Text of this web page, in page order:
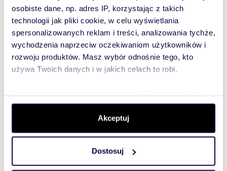
osobiste dane, np. adres IP, korzystając z takich
technologii jak pliki cookie, w celu wyświetlania
spersonalizowanych reklam i treści, analizowania tychże,
wychodzenia naprzeciw oczekiwaniom użytkowników i
rozwoju produktów. Masz wybór odnośnie tego, kto
używa Twoich danych i w jakich celach to robi.
dane są przetwarzane oraz ustaw własne preferencje w
. W Deklaracji plików cookie możesz
zmienić lub wycofać swoją zgodę w dowolnej chwili.
Wykorzystujemy pliki cookie do spersonalizowania treści
i reklam, aby oferować funkcje społecznościowe i
Akceptuj
Dostosuj
Rozwiń opis
Mieszkanie: na wynajem
Liczba
pokoi:
2
Lokalizacja: województwo:śląskiepowiat:
Katowice gmina:
miejscowość:Katowice
Brynówulica:Meteorologów
Podobne oferty w tej lokalizacji